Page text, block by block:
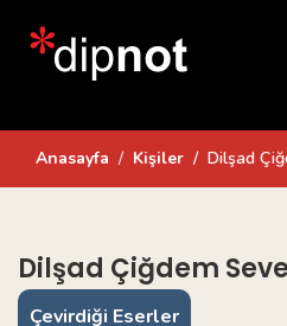
Anasayfa Kişiler Dilşad
Dilşad Çiğdem
Çevirdiği Eserler